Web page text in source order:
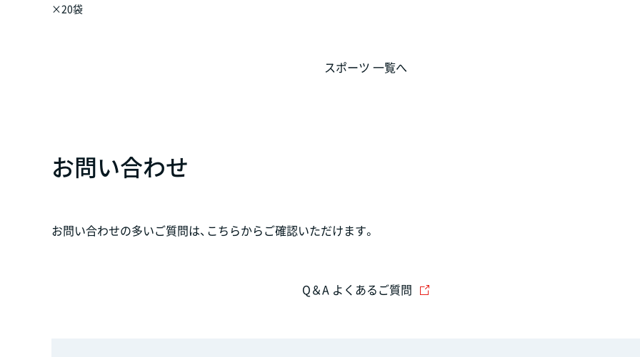
×20袋
スポーツ 一覧へ
お問い合わせ
お問い合わせの多いご質問は、こちらからご確認いただけます。
Q＆A よくあるご質問